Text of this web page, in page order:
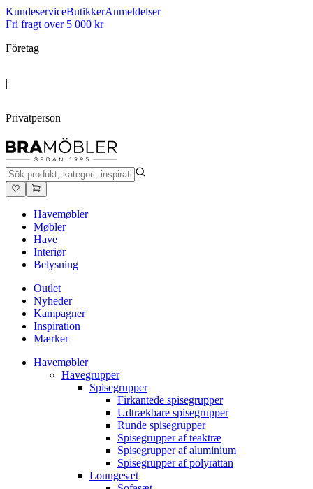
KundeserviceButikkerAnmeldelser
Fri fragt over 5 000 kr
Företag
|
Privatperson
Havemøbler
Møbler
Have
Interiør
Belysning
Outlet
Nyheder
Kampagner
Inspiration
Mærker
Havemøbler
Havegrupper
Spisegrupper
Firkantede spisegrupper
Udtrækbare spisegrupper
Runde spisegrupper
Spisegrupper af teaktræ
Spisegrupper af aluminium
Spisegrupper af polyrattan
Loungesæt